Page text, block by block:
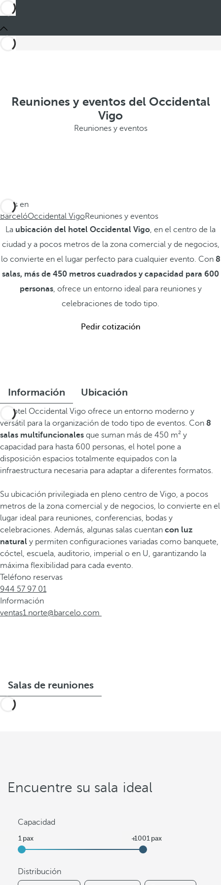
Reuniones y eventos del Occidental
Vigo
Reuniones y eventos
Estás en
BarcelóOccidental VigoReuniones y eventos
La ubicación del hotel Occidental Vigo, en el centro de la
ciudad y a pocos metros de la zona comercial y de negocios,
lo convierte en el lugar perfecto para cualquier evento. Con 8
salas, más de 450 metros cuadrados y capacidad para 600
personas, ofrece un entorno ideal para reuniones y
celebraciones de todo tipo.
Pedir cotización
Información Ubicación
El hotel Occidental Vigo ofrece un entorno moderno y
versátil para la organización de todo tipo de eventos. Con 8
salas multifuncionales que suman más de 450 m² y
capacidad para hasta 600 personas, el hotel pone a
disposición espacios totalmente equipados con la
infraestructura necesaria para adaptar a diferentes formatos.
Su ubicación privilegiada en pleno centro de Vigo, a pocos
metros de la zona comercial y de negocios, lo convierte en el
lugar ideal para reuniones, conferencias, bodas y
celebraciones. Además, algunas salas cuentan con luz
natural y permiten configuraciones variadas como banquete,
cóctel, escuela, auditorio, imperial o en U, garantizando la
máxima flexibilidad para cada evento.
Teléfono reservas
944 57 97 01
Información
ventas1.norte@barcelo.com
Salas de reuniones
Encuentre su sala ideal
Capacidad
Distribución